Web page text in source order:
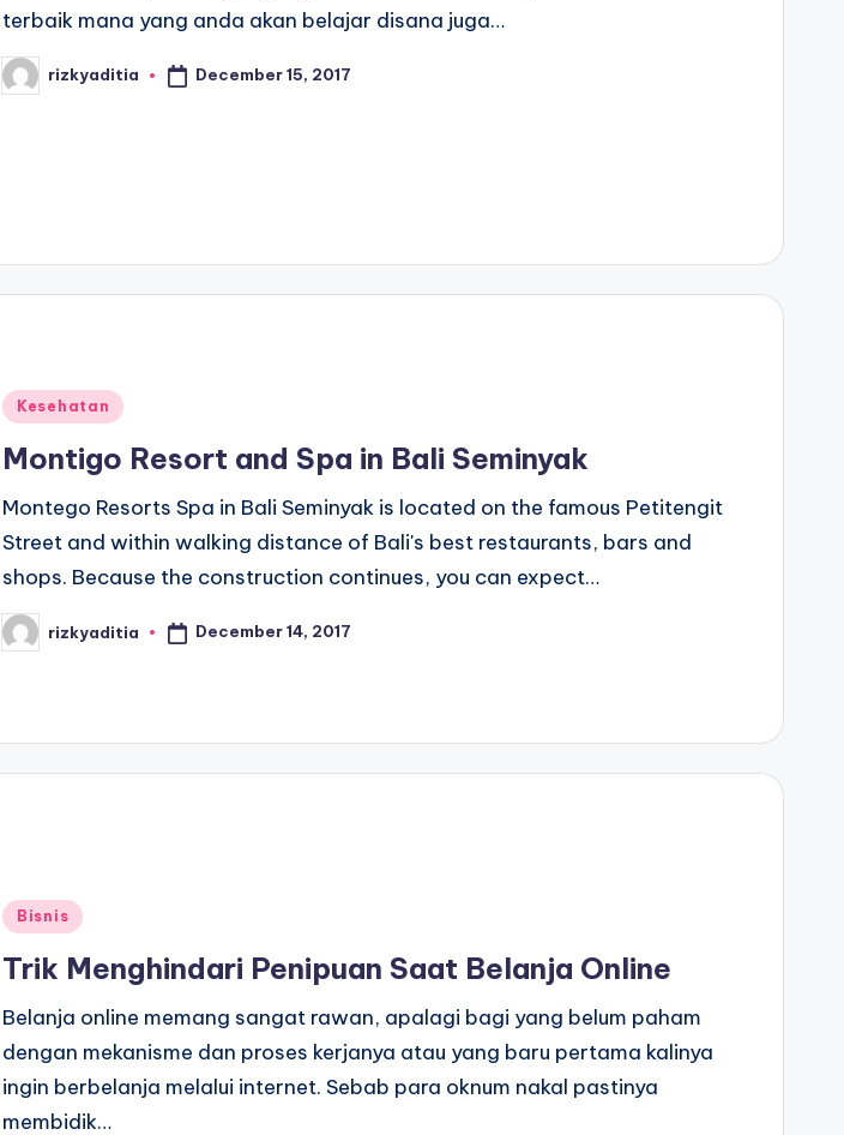
terbaik mana yang anda akan belajar disana juga…
Posted
by
rizkyaditia December 15, 2017
Posted
Kesehatan
Montigo Resort and Spa in Bali Seminyak
Montego Resorts Spa in Bali Seminyak is located on the famous Petitengit
Street and within walking distance of Bali's best restaurants, bars and
shops. Because the construction continues, you can expect…
Posted
by
rizkyaditia December 14, 2017
Posted
Bisnis
Trik Menghindari Penipuan Saat Belanja Online
Belanja online memang sangat rawan, apalagi bagi yang belum paham
dengan mekanisme dan proses kerjanya atau yang baru pertama kalinya
ingin berbelanja melalui internet. Sebab para oknum nakal pastinya
membidik…